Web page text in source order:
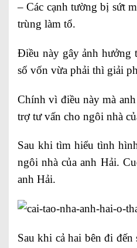
– Các cạnh tường bị sứt
trùng làm tổ.
Điều này gây ảnh hưởng
số vốn vừa phải thì giải
Chính vì điều này mà
trợ tư vấn cho ngôi nhà
Sau khi tìm hiểu tình
ngôi nhà của anh Hải.
anh Hải.
Sau khi cả hai bên đi